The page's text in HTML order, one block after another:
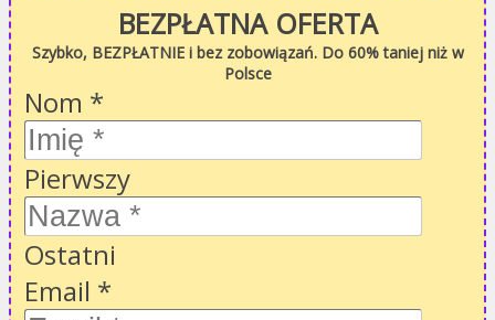
BEZPŁATNA OFERTA
Szybko, BEZPŁATNIE i bez zobowiązań. Do 60% taniej niż w
Polsce
Nom *
Pierwszy
Ostatni
Email *